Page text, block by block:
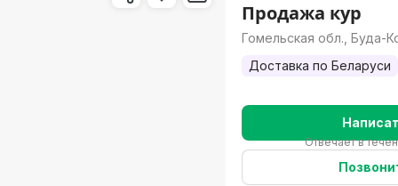
Продажа кур
Гомельская обл., Буда-
Доставка по Беларуси
Отвечает в